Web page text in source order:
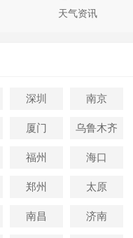
天气资讯
深圳 南京
厦门 乌鲁木齐
福州 海口
郑州 太原
南昌 济南